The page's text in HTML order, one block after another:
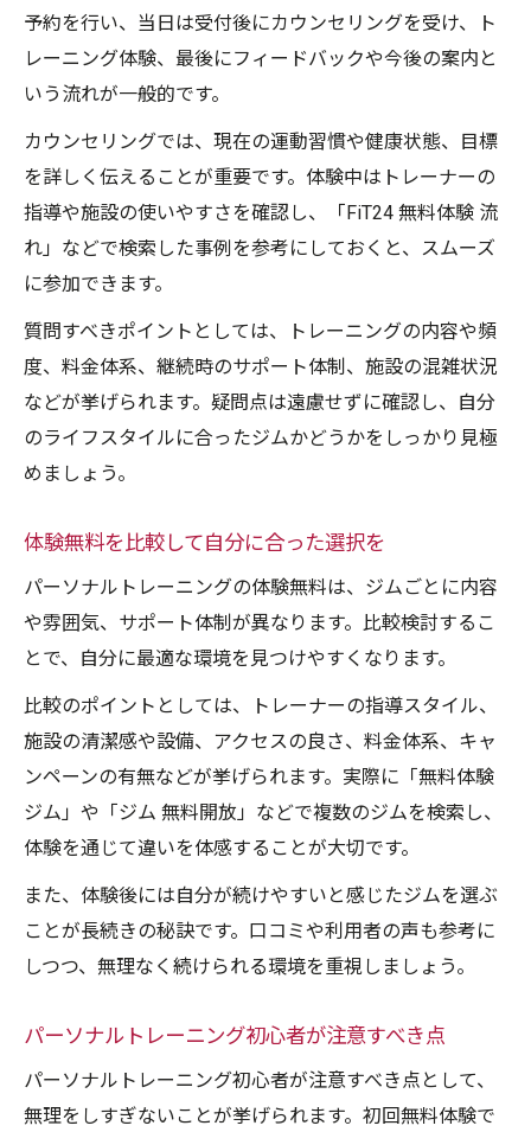
予約を行い、当日は受付後にカウンセリングを受け、ト
レーニング体験、最後にフィードバックや今後の案内と
いう流れが一般的です。
カウンセリングでは、現在の運動習慣や健康状態、目標
を詳しく伝えることが重要です。体験中はトレーナーの
指導や施設の使いやすさを確認し、「FiT24 無料体験 流
れ」などで検索した事例を参考にしておくと、スムーズ
に参加できます。
質問すべきポイントとしては、トレーニングの内容や頻
度、料金体系、継続時のサポート体制、施設の混雑状況
などが挙げられます。疑問点は遠慮せずに確認し、自分
のライフスタイルに合ったジムかどうかをしっかり見極
めましょう。
体験無料を比較して自分に合った選択を
パーソナルトレーニングの体験無料は、ジムごとに内容
や雰囲気、サポート体制が異なります。比較検討するこ
とで、自分に最適な環境を見つけやすくなります。
比較のポイントとしては、トレーナーの指導スタイル、
施設の清潔感や設備、アクセスの良さ、料金体系、キャ
ンペーンの有無などが挙げられます。実際に「無料体験
ジム」や「ジム 無料開放」などで複数のジムを検索し、
体験を通じて違いを体感することが大切です。
また、体験後には自分が続けやすいと感じたジムを選ぶ
ことが長続きの秘訣です。口コミや利用者の声も参考に
しつつ、無理なく続けられる環境を重視しましょう。
パーソナルトレーニング初心者が注意すべき点
パーソナルトレーニング初心者が注意すべき点として、
無理をしすぎないことが挙げられます。初回無料体験で